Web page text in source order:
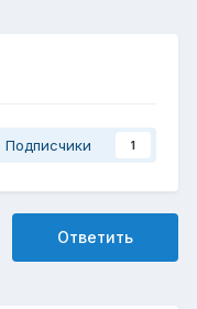
Подписчики 1
Ответить